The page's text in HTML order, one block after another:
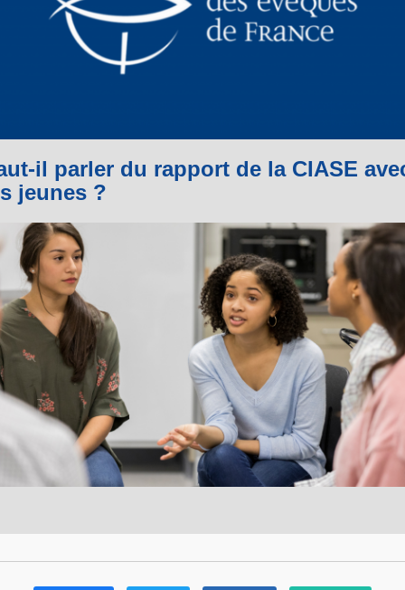
il parler du rapport de la CIASE
jeunes ?